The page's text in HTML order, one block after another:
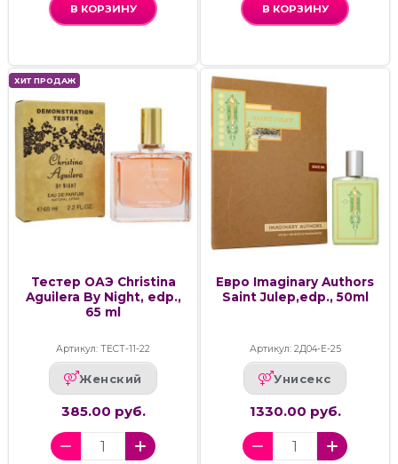
В КОРЗИНУ В КОРЗИНУ
ХИТ ПРОДАЖ
Тестер ОАЭ Christina
Aguilera By Night, edp.,
65 ml
Артикул: ТЕСТ-11-22
Женский
385.00 руб.
Евро Imaginary Authors
Saint Julep,edp., 50ml
Артикул: 2Д04-Е-25
Унисекс
1330.00 руб.